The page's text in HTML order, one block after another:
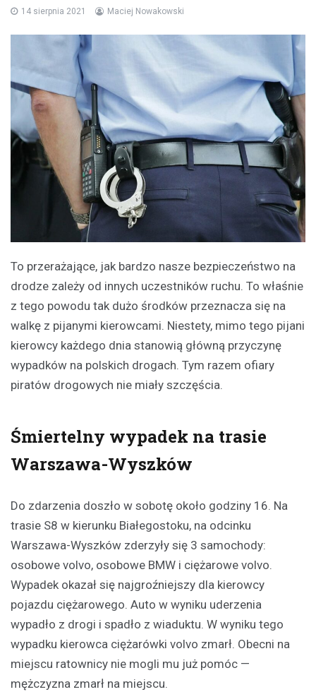
14 sierpnia 2021 Maciej Nowakowski
To przerażające, jak bardzo nasze bezpieczeństwo na
drodze zależy od innych uczestników ruchu. To właśnie
z tego powodu tak dużo środków przeznacza się na
walkę z pijanymi kierowcami. Niestety, mimo tego pijani
kierowcy każdego dnia stanowią główną przyczynę
wypadków na polskich drogach. Tym razem ofiary
piratów drogowych nie miały szczęścia.
Śmiertelny wypadek na trasie
Warszawa-Wyszków
Do zdarzenia doszło w sobotę około godziny 16. Na
trasie S8 w kierunku Białegostoku, na odcinku
Warszawa-Wyszków zderzyły się 3 samochody:
osobowe volvo, osobowe BMW i ciężarowe volvo.
Wypadek okazał się najgroźniejszy dla kierowcy
pojazdu ciężarowego. Auto w wyniku uderzenia
wypadło z drogi i spadło z wiaduktu. W wyniku tego
wypadku kierowca ciężarówki volvo zmarł. Obecni na
miejscu ratownicy nie mogli mu już pomóc —
mężczyzna zmarł na miejscu.